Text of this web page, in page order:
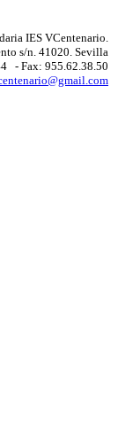
IES VCentenario.
s/n. 41020. Sevilla
- Fax: 955.62.38.50